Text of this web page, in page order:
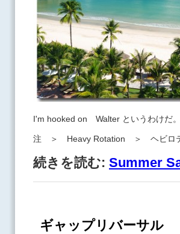
I'm hooked on Walter というわけだ。
注 ＞ Heavy Rotation ＞ ヘビロ
続きを読む: Summer
ギャップリバーサル